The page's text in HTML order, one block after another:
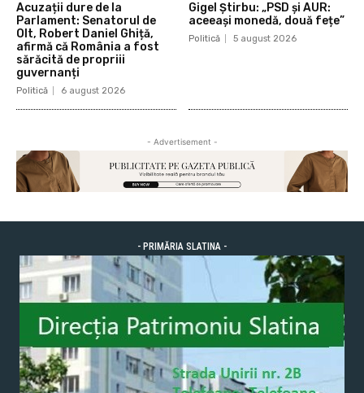
Acuzații dure de la
Parlament: Senatorul de
Olt, Robert Daniel Ghiță,
afirmă că România a fost
sărăcită de propriii
guvernanți
Politică 6 august 2026
Gigel Știrbu: „PSD și AUR:
aceeași monedă, două fețe”
Politică 5 august 2026
- Advertisement -
- PRIMĂRIA SLATINA -